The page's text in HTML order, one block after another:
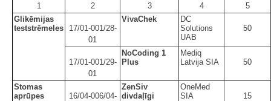
1 2 3 4
5
Glikēmijas
teststrēmeles
17/01-001/28-
01
VivaChek
DC
Solutions
UAB
50
17/01-001/29-
01
NoCoding 1
Plus
Mediq
Latvija SIA
50
Stomas
aprūpes
16/04-006/04-
ZenSiv
divdaļīgi
OneMed
SIA
15